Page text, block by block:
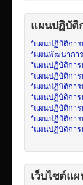
แผนปฏิบัติ
*แผนปฏิบัติการ
*แผนพัฒนากา
*แผนปฏิบัติการ
*แผนปฏิบัติการ
*แผนปฏิบัติการ
*แผนปฏิบัติการ
*แผนปฏิบัติการ
*แผนปฏิบัติการ
*แผนปฏิบัติการ
เว็บไซต์แ